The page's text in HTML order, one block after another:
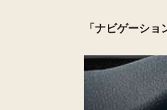
「ナビゲーショ